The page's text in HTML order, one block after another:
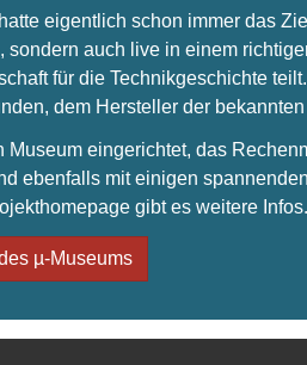
eigentlich schon immer das
sondern auch live in einem
für die Technikgeschichte
dem Hersteller der
Museum eingerichtet, das
ebenfalls mit einigen
gibt es weitere Infos.
µ-Museums